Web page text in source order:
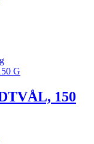
150